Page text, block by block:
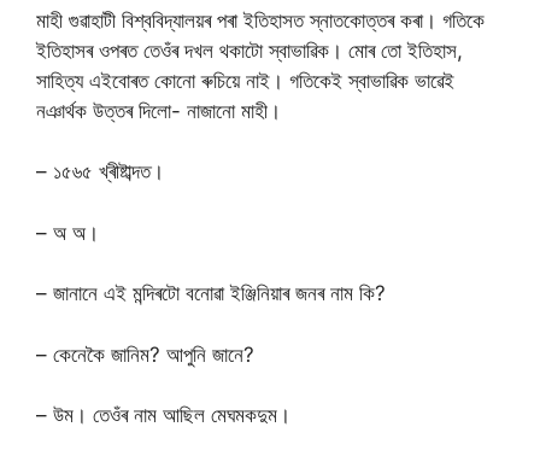
মাহী গুৱাহাটী বিশ্ববিদ্যালয়ৰ পৰা ইতিহাসত স্নাতকোত্তৰ কৰা। গতিকে
ইতিহাসৰ ওপৰত তেওঁৰ দখল থকাটো স্বাভাৱিক। মোৰ তো ইতিহাস,
সাহিত্য এইবোৰত কোনো ৰুচিয়ে নাই। গতিকেই স্বাভাৱিক ভাৱেই
নঞাৰ্থক উত্তৰ দিলো- নাজানো মাহী।
– ১৫৬৫ খ্ৰীষ্টাব্দত।
– অ অ।
– জানানে এই মন্দিৰটো বনোৱা ইঞ্জিনিয়াৰ জনৰ নাম কি?
– কেনেকৈ জানিম? আপুনি জানে?
– উম। তেওঁৰ নাম আছিল মেঘমকদুম।